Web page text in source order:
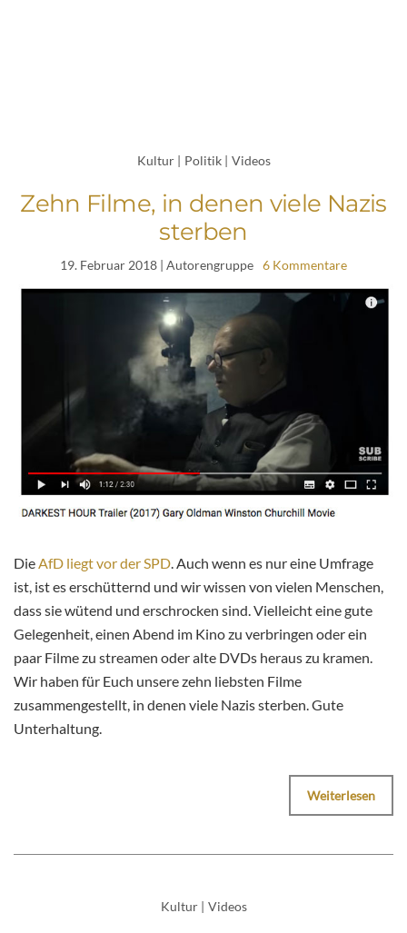
Kultur | Politik | Videos
Zehn Filme, in denen viele Nazis
sterben
19. Februar 2018 | Autorengruppe 6 Kommentare
DieAfD liegt vor der SPD. Auch wenn es nur eine Umfrage
ist, ist es erschütternd und wir wissen von vielen Menschen,
dass sie wütend und erschrocken sind. Vielleicht eine gute
Gelegenheit, einen Abend im Kino zu verbringen oder ein
paar Filme zu streamen oder alte DVDs heraus zu kramen.
Wir haben für Euch unsere zehn liebsten Filme
zusammengestellt, in denen viele Nazis sterben. Gute
Unterhaltung.
Weiterlesen
Kultur | Videos